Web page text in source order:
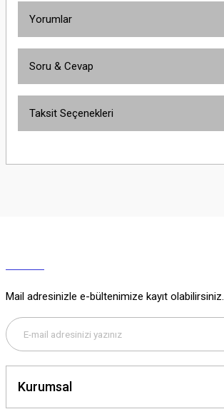
Yorumlar
Soru & Cevap
Soru Sor
Taksit Seçenekleri
Mail adresinizle e-bültenimize kayıt olabilirsiniz.
Kurumsal